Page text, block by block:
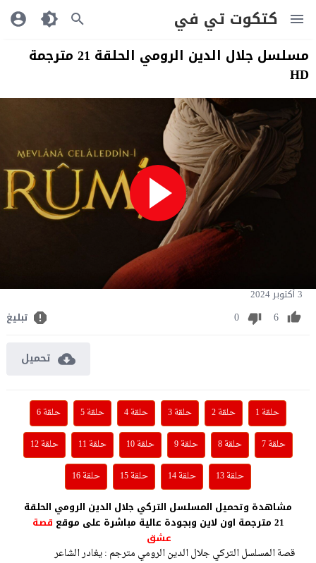
كتكوت تي في
مسلسل جلال الدين الرومي الحلقة 21 مترجمة
HD
3 أكتوبر 2024
6
0 تبليغ
تحميل
حلقة 1 حلقة 2 حلقة 3 حلقة 4 حلقة 5 حلقة 6
حلقة 7 حلقة 8 حلقة 9 حلقة 10 حلقة 11 حلقة 12
حلقة 13 حلقة 14 حلقة 15 حلقة 16
مشاهدة وتحميل المسلسل التركي جلال الدين الرومي الحلقة
21 مترجمة اون لاين وبجودة عالية مباشرة على موقع
قصة
عشق
قصة المسلسل التركي جلال الدين الرومي مترجم : يغادر الشاعر